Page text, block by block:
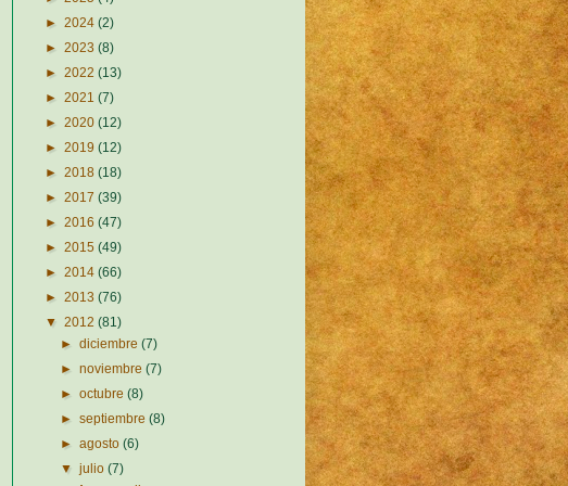
► 2024 (2)
► 2023 (8)
► 2022 (13)
► 2021 (7)
► 2020 (12)
► 2019 (12)
► 2018 (18)
► 2017 (39)
► 2016 (47)
► 2015 (49)
► 2014 (66)
► 2013 (76)
▼ 2012 (81)
►diciembre(7)
►noviembre(7)
►octubre(8)
►septiembre(8)
►agosto(6)
▼julio(7)